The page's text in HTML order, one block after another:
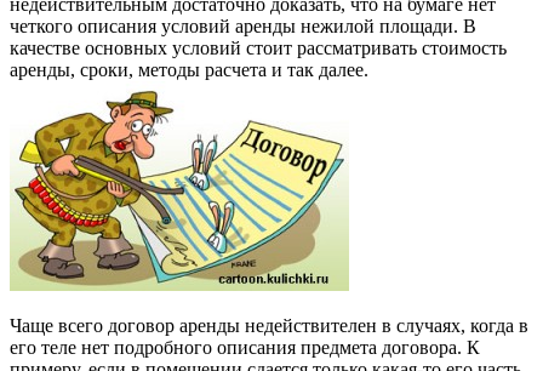
четкого описания условий аренды нежилой площади. В
качестве основных условий стоит рассматривать стоимость
аренды, сроки, методы расчета и так далее.
Чаще всего договор аренды недействителен в случаях, когда в
его теле нет подробного описания предмета договора. К